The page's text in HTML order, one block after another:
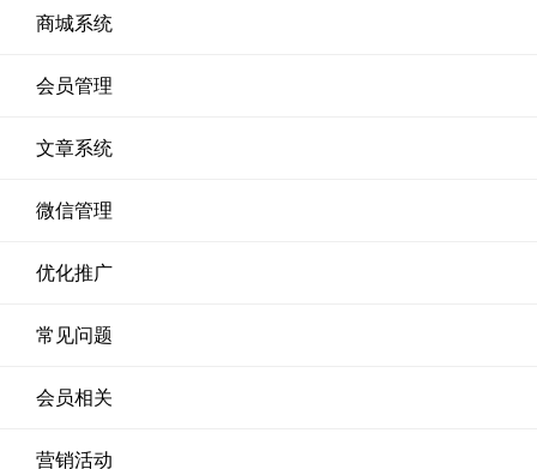
商城系统
会员管理
文章系统
微信管理
优化推广
常见问题
会员相关
营销活动